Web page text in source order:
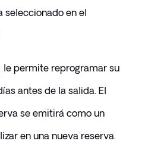
seleccionado en el
le permite reprogramar su
antes de la salida. El
se emitirá como un
en una nueva reserva.